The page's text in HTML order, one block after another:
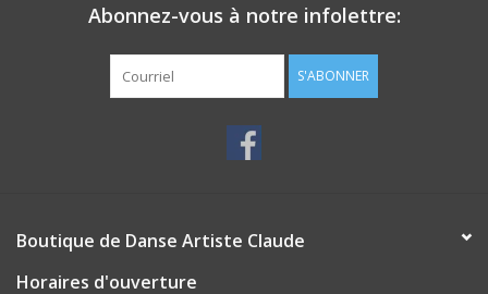
Abonnez-vous à notre infolettre:
S'ABONNER
Boutique de Danse Artiste Claude
Horaires d'ouverture